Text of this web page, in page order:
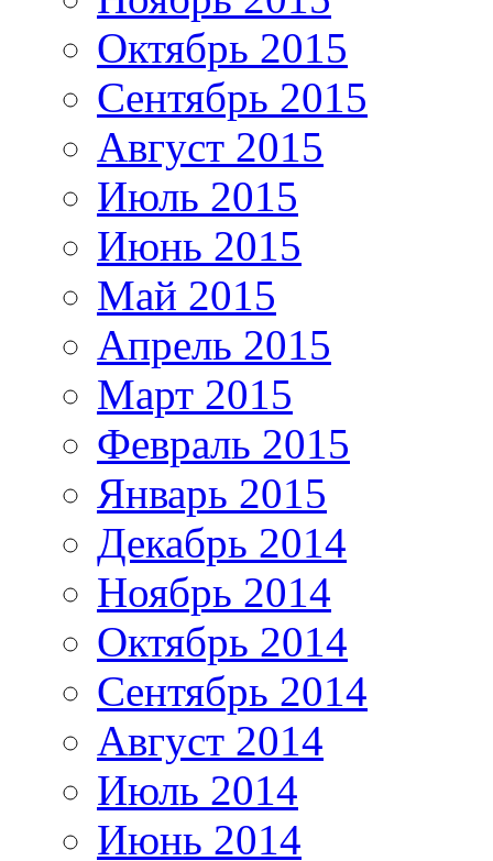
Октябрь 2015
Сентябрь 2015
Август 2015
Июль 2015
Июнь 2015
Май 2015
Апрель 2015
Март 2015
Февраль 2015
Январь 2015
Декабрь 2014
Ноябрь 2014
Октябрь 2014
Сентябрь 2014
Август 2014
Июль 2014
Июнь 2014